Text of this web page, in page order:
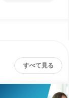
すべて見る